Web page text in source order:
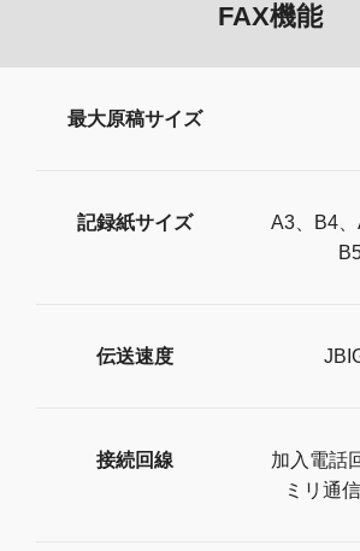
FAX機能
最大原稿サイズ
記録紙サイズ
A3、B4、
伝送速度
接続回線
加入電話
ミリ通